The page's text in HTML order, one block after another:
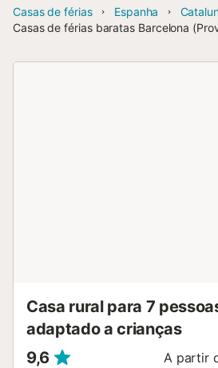
Casas de férias Espanha
Casas de férias baratas Barcelona
Casa rural para 7
adaptado a crianças
9,6
A partir